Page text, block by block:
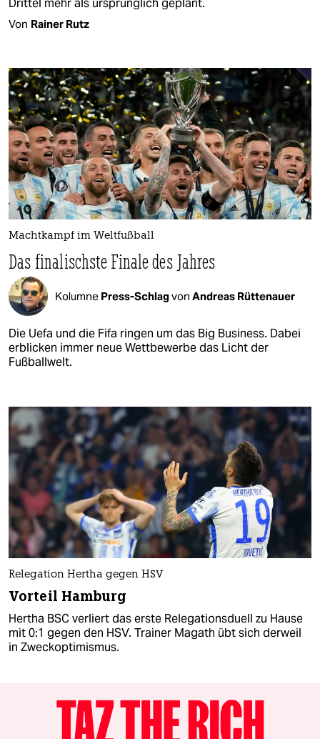
Drittel mehr als ursprünglich geplant.
Von Rainer Rutz
Machtkampf im Weltfußball
Das finalischste Finale des Jahres
Kolumne Press-Schlagvon Andreas Rüttenauer
Die Uefa und die Fifa ringen um das Big Business. Dabei
erblicken immer neue Wettbewerbe das Licht der
Fußballwelt.
Relegation Hertha gegen HSV
Vorteil Hamburg
Hertha BSC verliert das erste Relegationsduell zu Hause
mit 0:1 gegen den HSV. Trainer Magath übt sich derweil
in Zweckoptimismus.